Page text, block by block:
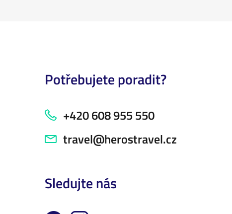
Potřebujete poradit?
+420 608 955 550
travel@herostravel.cz
Sledujte nás